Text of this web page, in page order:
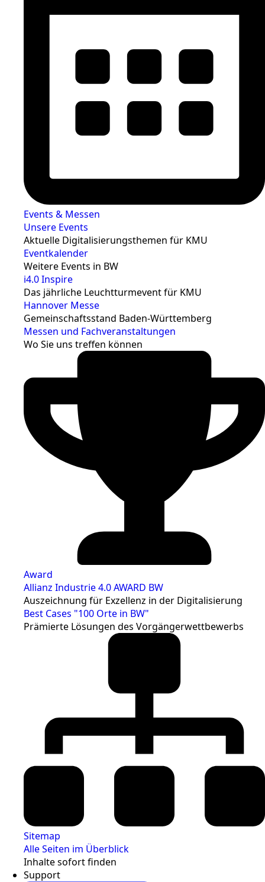
Events & Messen
Unsere Events
Aktuelle Digitalisierungsthemen für KMU
Eventkalender
Weitere Events in BW
i4.0 Inspire
Das jährliche Leuchtturmevent für KMU
Hannover Messe
Gemeinschaftsstand Baden-Württemberg
Messen und Fachveranstaltungen
Wo Sie uns treffen können
Award
Allianz Industrie 4.0 AWARD BW
Auszeichnung für Exzellenz in der Digitalisierung
Best Cases "100 Orte in BW"
Prämierte Lösungen des Vorgängerwettbewerbs
Sitemap
Alle Seiten im Überblick
Inhalte sofort finden
Support